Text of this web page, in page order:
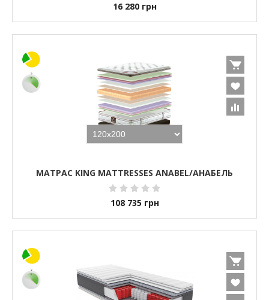
16 280 грн
МАТРАС KING MATTRESSES ANABEL/АНАБЕЛЬ
108 735 грн